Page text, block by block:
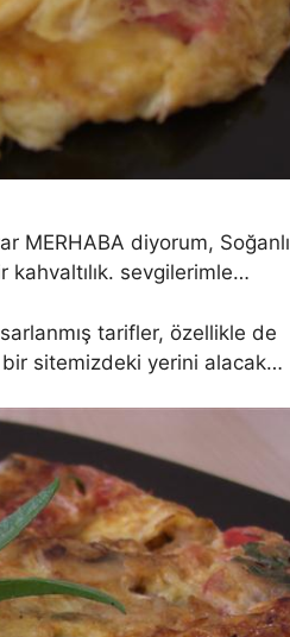
MERHABA diyorum, Soğanlı
kahvaltılık. sevgilerimle…
tarifler, özellikle de
sitemizdeki yerini alacak…